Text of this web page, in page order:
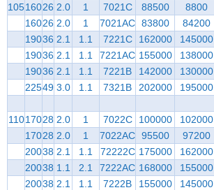
10516026 2.0 1 7021C 88500 8800
16026 2.0 1 7021AC 83800 84200
19036 2.1 1.1 7221C 162000 145000
19036 2.1 1.1 7221AC 155000 138000
19036 2.1 1.1 7221B 142000 130000
22549 3.0 1.1 7321B 202000 195000
11017028 2.0 1 7022C 100000 102000
17028 2.0 1 7022AC 95500 97200
20038 2.1 1.1 72222C 175000 162000
20038 1.1 2.1 7222AC 168000 155000
20038 2.1 1.1 7222B 155000 145000